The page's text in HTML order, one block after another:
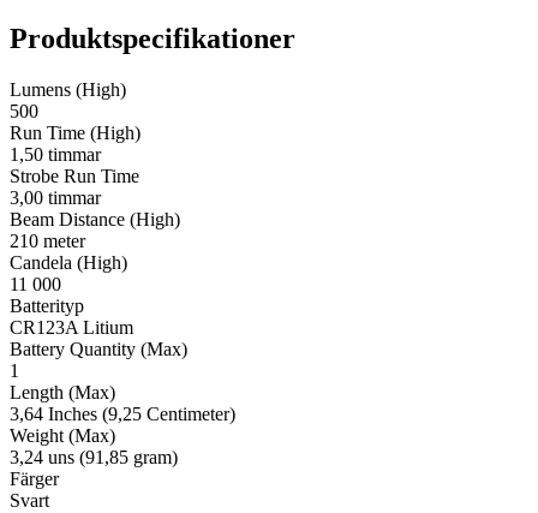
Produktspecifikationer
Lumens (High)
500
Run Time (High)
1,50 timmar
Strobe Run Time
3,00 timmar
Beam Distance (High)
210 meter
Candela (High)
11 000
Batterityp
CR123A Litium
Battery Quantity (Max)
1
Length (Max)
3,64 Inches (9,25 Centimeter)
Weight (Max)
3,24 uns (91,85 gram)
Färger
Svart